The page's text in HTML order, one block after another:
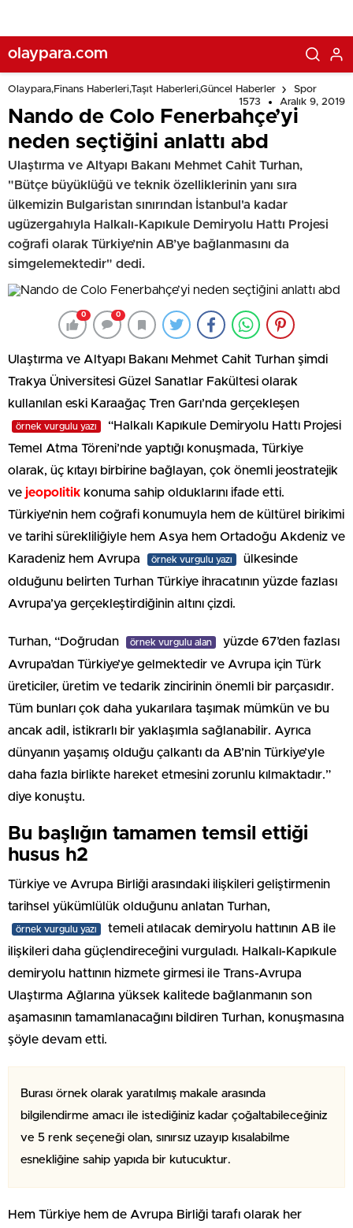
olaypara.com
Olaypara,Finans Haberleri,Taşıt Haberleri,Güncel Haberler
Spor
1573
Aralık 9, 2019
Nando de Colo Fenerbahçe’yi
neden seçtiğini anlattı abd
Ulaştırma ve Altyapı Bakanı Mehmet Cahit Turhan,
"Bütçe büyüklüğü ve teknik özelliklerinin yanı sıra
ülkemizin Bulgaristan sınırından İstanbul'a kadar
ugüzergahıyla Halkalı-Kapıkule Demiryolu Hattı Projesi
coğrafi olarak Türkiye’nin AB’ye bağlanmasını da
simgelemektedir" dedi.
0 0
Ulaştırma ve Altyapı Bakanı Mehmet Cahit Turhan şimdi
Trakya Üniversitesi Güzel Sanatlar Fakültesi olarak
kullanılan eski Karaağaç Tren Garı’nda gerçekleşen
örnek vurgulu yazı
“Halkalı Kapıkule Demiryolu Hattı Projesi
Temel Atma Töreni’nde yaptığı konuşmada, Türkiye
olarak, üç kıtayı birbirine bağlayan, çok önemli jeostratejik
ve jeopolitik konuma sahip olduklarını ifade etti.
Türkiye’nin hem coğrafi konumuyla hem de kültürel birikimi
ve tarihi sürekliliğiyle hem Asya hem Ortadoğu Akdeniz ve
Karadeniz hem Avrupa
örnek vurgulu yazı
ülkesinde
olduğunu belirten Turhan Türkiye ihracatının yüzde fazlası
Avrupa’ya gerçekleştirdiğinin altını çizdi.
Turhan, “Doğrudan örnek vurgulu alan
yüzde 67’den fazlası
Avrupa’dan Türkiye’ye gelmektedir ve Avrupa için Türk
üreticiler, üretim ve tedarik zincirinin önemli bir parçasıdır.
Tüm bunları çok daha yukarılara taşımak mümkün ve bu
ancak adil, istikrarlı bir yaklaşımla sağlanabilir. Ayrıca
dünyanın yaşamış olduğu çalkantı da AB’nin Türkiye’yle
daha fazla birlikte hareket etmesini zorunlu kılmaktadır.”
diye konuştu.
Bu başlığın tamamen temsil ettiği
husus h2
Türkiye ve Avrupa Birliği arasındaki ilişkileri geliştirmenin
tarihsel yükümlülük olduğunu anlatan Turhan,
örnek vurgulu yazı
temeli atılacak demiryolu hattının AB ile
ilişkileri daha güçlendireceğini vurguladı. Halkalı-Kapıkule
demiryolu hattının hizmete girmesi ile Trans-Avrupa
Ulaştırma Ağlarına yüksek kalitede bağlanmanın son
aşamasının tamamlanacağını bildiren Turhan, konuşmasına
şöyle devam etti.
Burası örnek olarak yaratılmış makale arasında
bilgilendirme amacı ile istediğiniz kadar çoğaltabileceğiniz
ve 5 renk seçeneği olan, sınırsız uzayıp kısalabilme
esnekliğine sahip yapıda bir kutucuktur.
Hem Türkiye hem de Avrupa Birliği tarafı olarak her